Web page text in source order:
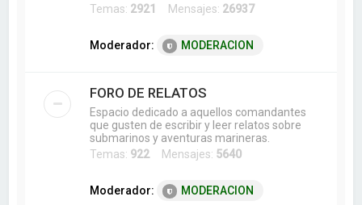
Temas: 2921 Mensajes: 26937
Moderador: MODERACION
FORO DE RELATOS
Espacio dedicado a aquellos comandantes
que gusten de escribir y leer relatos sobre
submarinos y aventuras marineras.
Temas: 922Mensajes: 5640
Moderador: MODERACION